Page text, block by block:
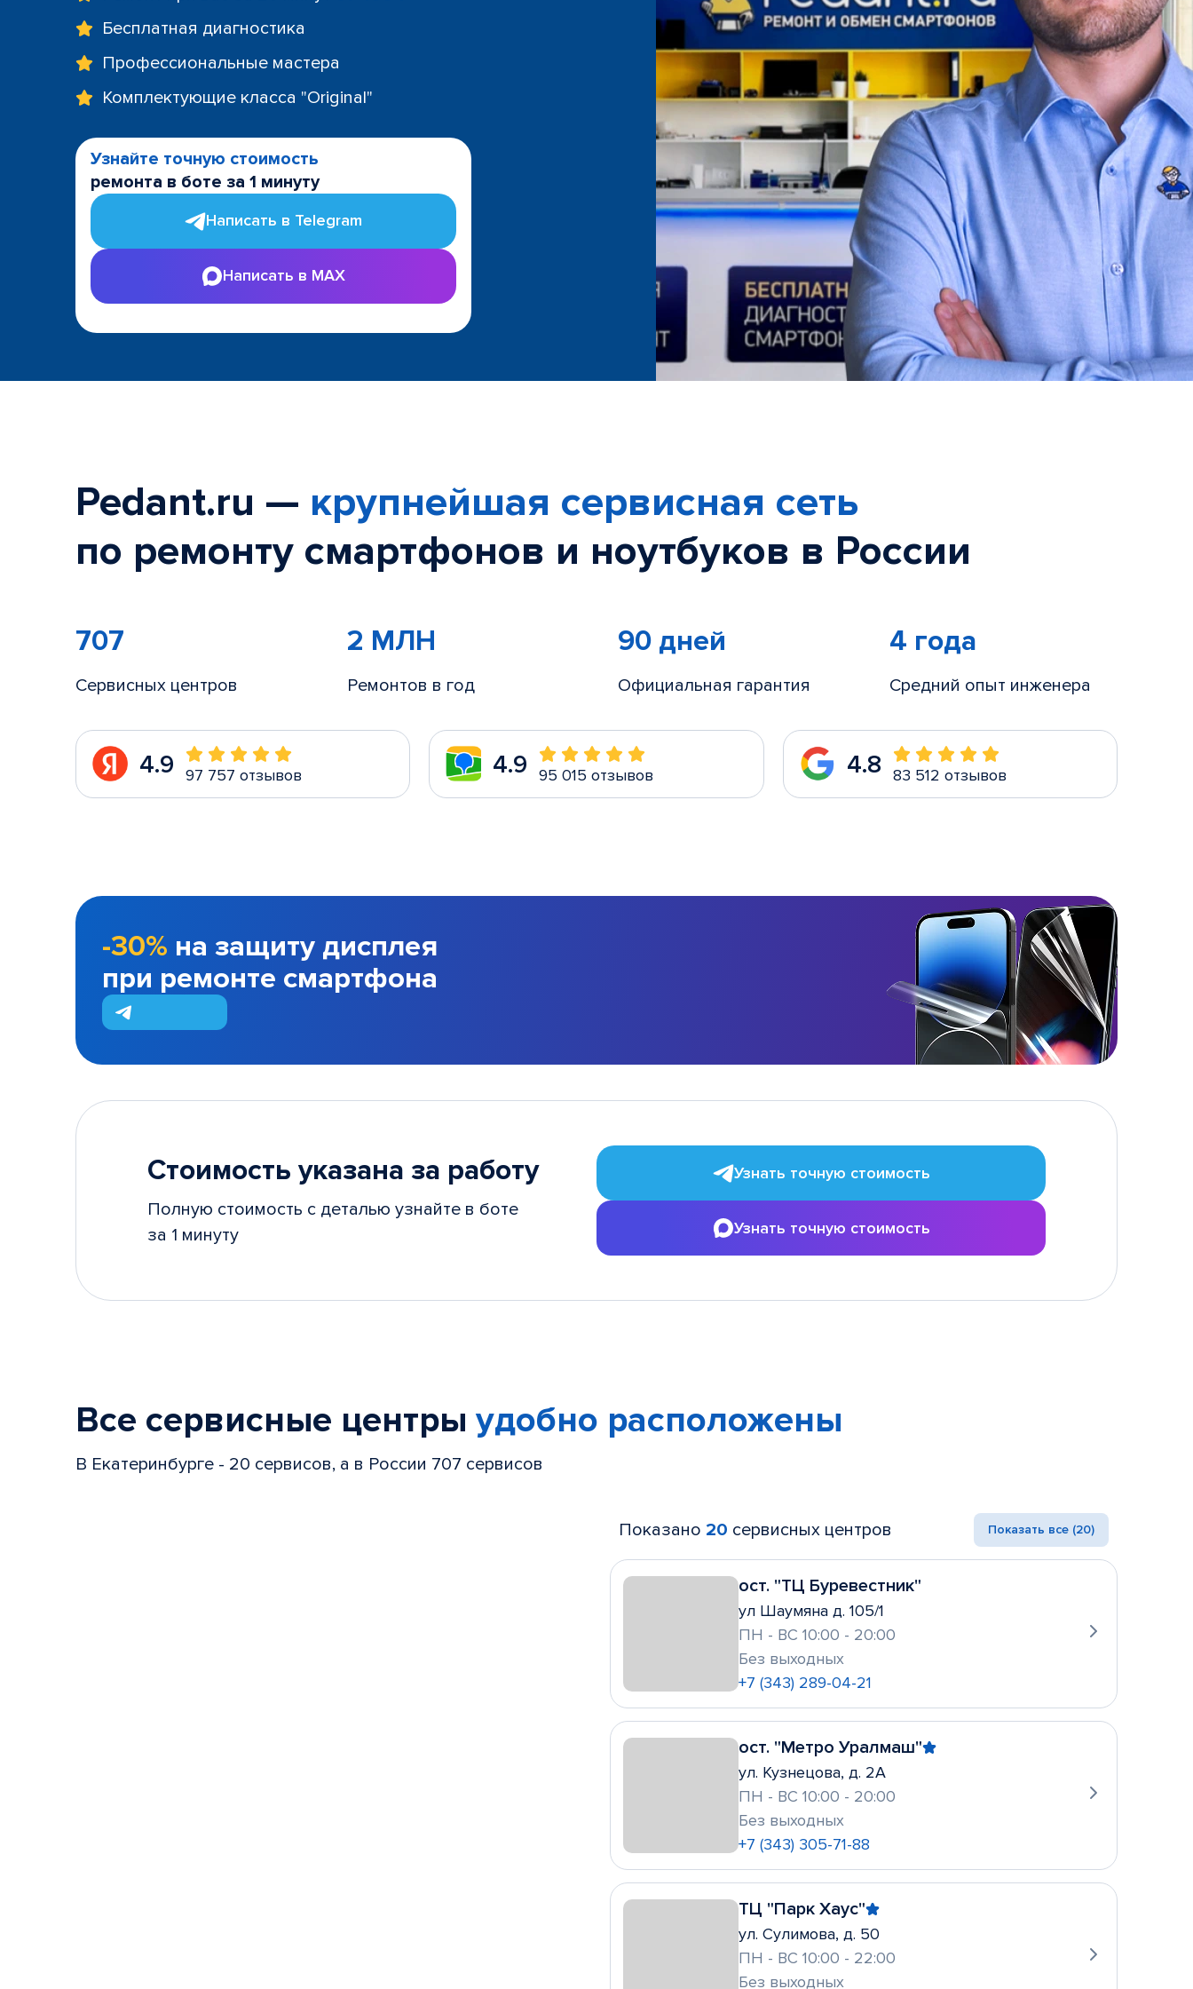
Бесплатная диагностика
Профессиональные мастера
Комплектующие класса "Original"
Узнайте точную стоимость
ремонта в боте за 1 минуту
Написать в Telegram
Написать в MAX
Pedant.ru — крупнейшая сервисная сеть
по ремонту смартфонов и ноутбуков в России
707
Сервисных центров
2 МЛН
Ремонтов в год
90 дней
Официальная гарантия
4 года
Средний опыт инженера
4.9 97 757 отзывов 4.9 95 015 отзывов 4.8 83 512 отзывов
-30% на защиту дисплея
при ремонте смартфона
Стоимость указана за работу
Полную стоимость с деталью узнайте в боте
за 1 минуту
Узнать точную стоимость
Узнать точную стоимость
Все сервисные центры удобно расположены
В Екатеринбурге - 20 сервисов, а в России 707 сервисов
Показано 20 сервисных центров Показать все (20)
ост. "ТЦ Буревестник"
ул Шаумяна д. 105/1
ПН - ВС 10:00 - 20:00
Без выходных
+7 (343) 289-04-21
ост. "Метро Уралмаш"
ул. Кузнецова, д. 2А
ПН - ВС 10:00 - 20:00
Без выходных
+7 (343) 305-71-88
ТЦ "Парк Хаус"
ул. Сулимова, д. 50
ПН - ВС 10:00 - 22:00
Без выходных